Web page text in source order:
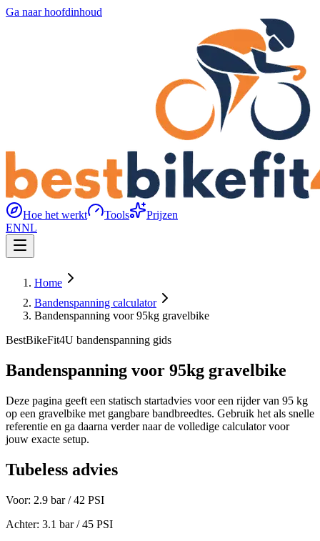
Ga naar hoofdinhoud
Hoe het werkt Tools
Prijzen
ENNL
Home
Bandenspanning calculator
Bandenspanning voor 95kg gravelbike
BestBikeFit4U bandenspanning gids
Bandenspanning voor 95kg gravelbike
Deze pagina geeft een statisch startadvies voor een rijder van 95 kg
op een gravelbike met gangbare bandbreedtes. Gebruik het als snelle
referentie en ga daarna verder naar de volledige calculator voor
jouw exacte setup.
Tubeless advies
Voor: 2.9 bar /42 PSI
Achter: 3.1 bar /45 PSI